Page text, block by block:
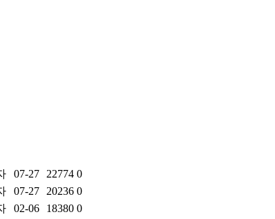
07-27 22774 0
07-27 20236 0
02-06 18380 0